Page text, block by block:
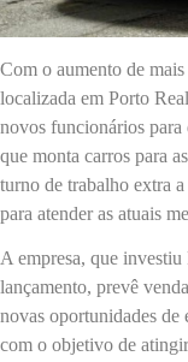
Com o aumento de
localizada em Porto
novos funcionários para
que monta carros para
turno de trabalho extra
para atender as atuais
A empresa, que
lançamento, prevê
novas oportunidades de
com o objetivo de